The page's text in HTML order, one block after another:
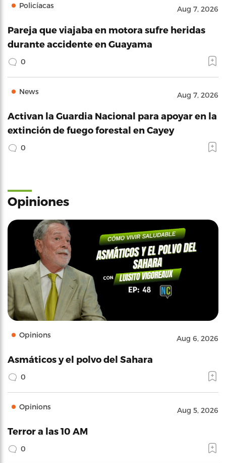
Policíacas Aug 7, 2026
Pareja que viajaba en motora sufre heridas
durante accidente en Guayama
0
News Aug 7, 2026
Activan la Guardia Nacional para apoyar en la
extinción de fuego forestal en Cayey
0
Opiniones
Opinions Aug 6, 2026
Asmáticos y el polvo del Sahara
0
Opinions Aug 5, 2026
Terror a las 10 AM
0